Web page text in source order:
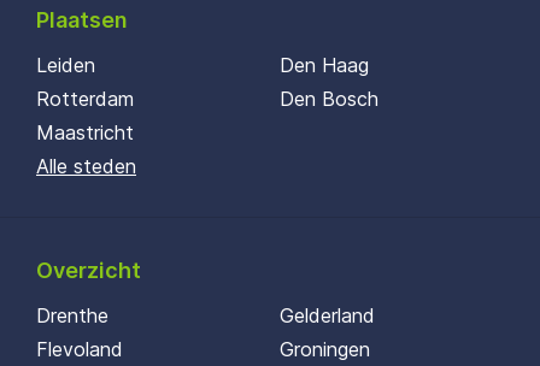
Plaatsen
Leiden
Rotterdam
Maastricht
Den Haag
Den Bosch
Alle steden
Overzicht
Drenthe
Flevoland
Gelderland
Groningen